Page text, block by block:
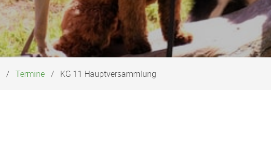
Termine KG 11 Hauptversammlung